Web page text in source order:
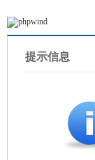
提示信息